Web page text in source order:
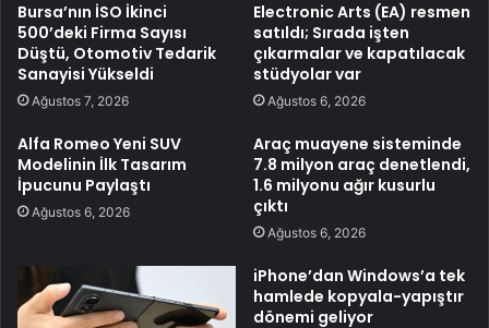
Bursa’nın İSO İkinci
500’deki Firma Sayısı
Düştü, Otomotiv Tedarik
Sanayisi Yükseldi
Ağustos 7, 2026
Electronic Arts (EA) resmen
satıldı; Sırada işten
çıkarmalar ve kapatılacak
stüdyolar var
Ağustos 6, 2026
Alfa Romeo Yeni SUV
Modelinin İlk Tasarım
İpucunu Paylaştı
Ağustos 6, 2026
Araç muayene sisteminde
7.8 milyon araç denetlendi,
1.6 milyonu ağır kusurlu
çıktı
Ağustos 6, 2026
iPhone’dan Windows’a tek
hamlede kopyala-yapıştır
dönemi geliyor